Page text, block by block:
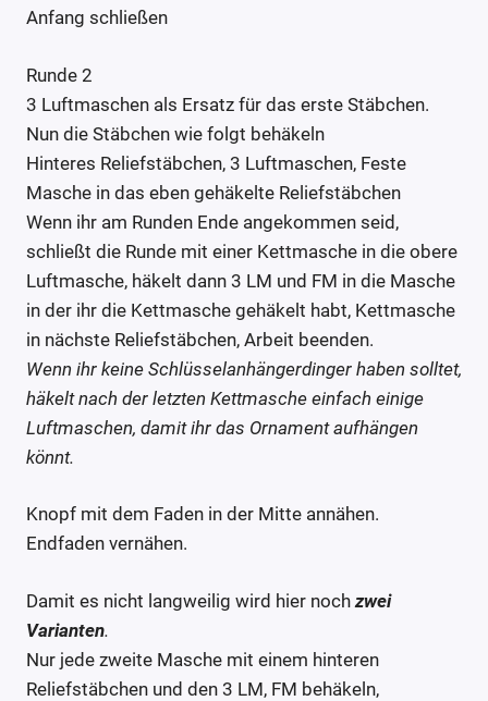
Anfang schließen
Runde 2
3 Luftmaschen als Ersatz für das erste Stäbchen.
Nun die Stäbchen wie folgt behäkeln
Hinteres Reliefstäbchen, 3 Luftmaschen, Feste
Masche in das eben gehäkelte Reliefstäbchen
Wenn ihr am Runden Ende angekommen seid,
schließt die Runde mit einer Kettmasche in die obere
Luftmasche, häkelt dann 3 LM und FM in die Masche
in der ihr die Kettmasche gehäkelt habt, Kettmasche
in nächste Reliefstäbchen, Arbeit beenden.
Wenn ihr keine Schlüsselanhängerdinger haben solltet,
häkelt nach der letzten Kettmasche einfach einige
Luftmaschen, damit ihr das Ornament aufhängen
könnt.
Knopf mit dem Faden in der Mitte annähen.
Endfaden vernähen.
Damit es nicht langweilig wird hier noch zwei
Varianten.
Nur jede zweite Masche mit einem hinteren
Reliefstäbchen und den 3 LM, FM behäkeln,